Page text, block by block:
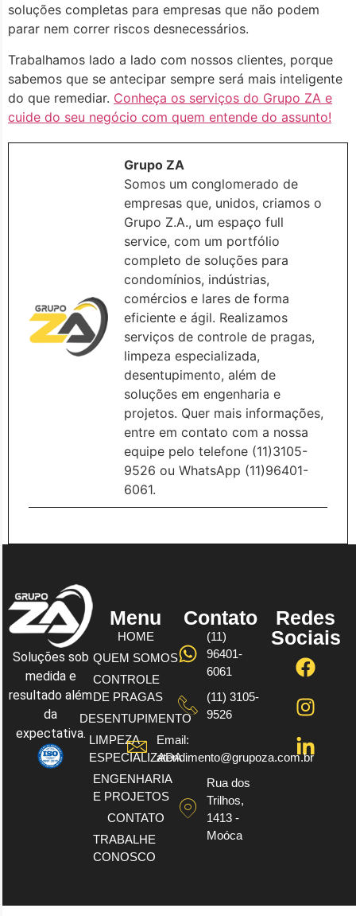
soluções completas para empresas que não podem
parar nem correr riscos desnecessários.
Trabalhamos lado a lado com nossos clientes, porque
sabemos que se antecipar sempre será mais inteligente
do que remediar. Conheça os serviços do Grupo ZA e
cuide do seu negócio com quem entende do assunto!
Grupo ZA
Somos um conglomerado de
empresas que, unidos, criamos o
Grupo Z.A., um espaço full
service, com um portfólio
completo de soluções para
condomínios, indústrias,
comércios e lares de forma
eficiente e ágil. Realizamos
serviços de controle de pragas,
limpeza especializada,
desentupimento, além de
soluções em engenharia e
projetos. Quer mais informações,
entre em contato com a nossa
equipe pelo telefone (11)3105-
9526 ou WhatsApp (11)96401-
6061.
Soluções sob
medida e
resultado além
da
expectativa.
Menu
HOME
QUEM SOMOS
CONTROLE
DE PRAGAS
DESENTUPIMENTO
LIMPEZA
ESPECIALIZADA
ENGENHARIA
E PROJETOS
CONTATO
TRABALHE
CONOSCO
Redes
Sociais
Contato
(11)
96401-
6061
(11) 3105-
9526
Email:
atendimento@grupoza.com.br
Rua dos
Trilhos,
1413 -
Moóca